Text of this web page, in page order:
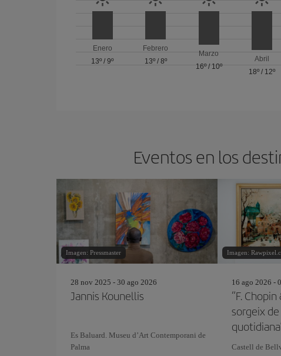
Enero
13º /9º
Febrero
13º/ 8º
Marzo
16º/ 10º
Abril
18º / 12º
Eventos en los
Imagen: Pressmaster
28 nov 2025 - 30 ago 2026
Jannis Kounellis
Es Baluard. Museu d’Art Contemporani de
Palma
Imagen:
16 ago 2026 -
“F. Chopin
sorgeix
Castell de